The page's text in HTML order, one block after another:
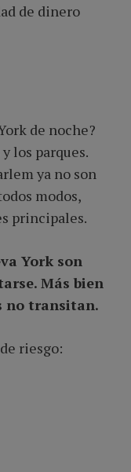
de dinero
de noche?
los parques.
ya no son
modos,
principales.
York son
Más bien
no transitan.
riesgo: